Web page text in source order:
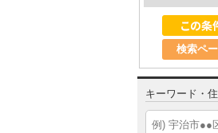
検索ペ
キーワード・